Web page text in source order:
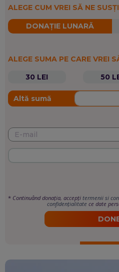
ALEGE CUM VREI SĂ NE
DONAȚIE LUNARĂ
ALEGE SUMA PE CARE VREI
30 LEI
50
Altă sumă
* Continuând donația, accepți termenii si
confidențialitate ce date